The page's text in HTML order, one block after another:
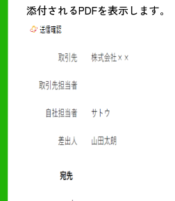
添付されるPDFを表示します。